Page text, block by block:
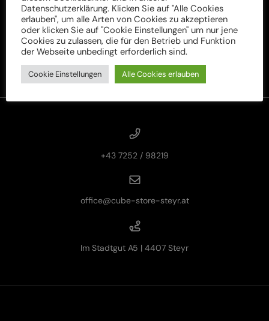
+43 7252 / 98219
office@cube-store-steyr.at
Im Stadtgut A5 | 4407 Steyr
Datenschutzerklärung. Klicken Sie auf "Alle Cookies
erlauben", um alle Arten von Cookies zu akzeptieren
oder klicken Sie auf "Cookie Einstellungen" um nur jene
Cookies zu zulassen, die für den Betrieb und Funktion
der Webseite unbedingt erforderlich sind.
Cookie Einstellungen Alle Cookies erlauben